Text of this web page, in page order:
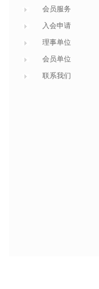
会员服务
入会申请
理事单位
会员单位
联系我们